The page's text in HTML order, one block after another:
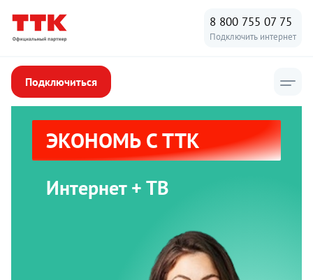
8 800 755 07 75
Подключить интернет
Подключиться
ЭКОНОМЬ С ТТК
Интернет + ТВ